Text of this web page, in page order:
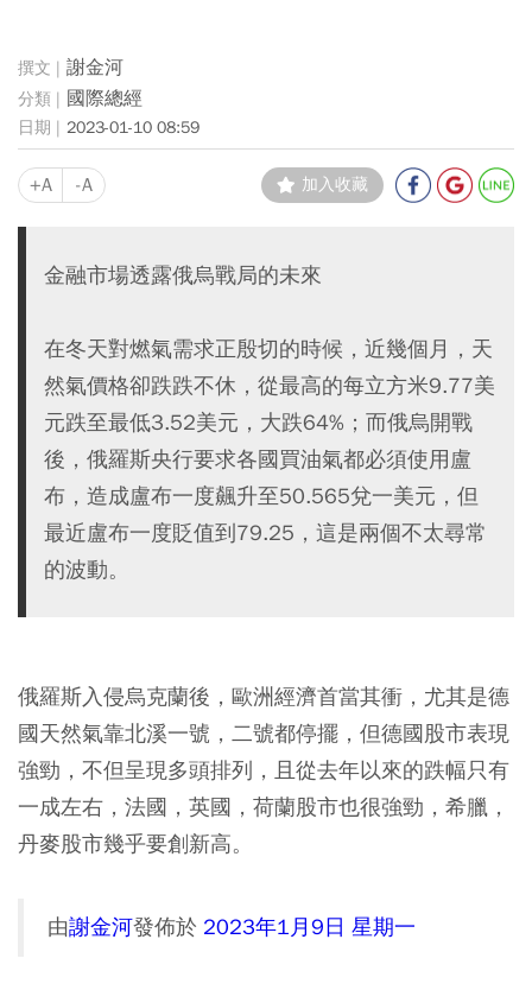
謝金河
國際總經
2023-01-10 08:59
+A -A 加入收藏
金融市場透露俄烏戰局的未來
在冬天對燃氣需求正殷切的時候，近幾個月，天
然氣價格卻跌跌不休，從最高的每立方米9.77美
元跌至最低3.52美元，大跌64%；而俄烏開戰
後，俄羅斯央行要求各國買油氣都必須使用盧
布，造成盧布一度飆升至50.565兌一美元，但
最近盧布一度貶值到79.25，這是兩個不太尋常
的波動。
俄羅斯入侵烏克蘭後，歐洲經濟首當其衝，尤其是德
國天然氣靠北溪一號，二號都停擺，但德國股市表現
強勁，不但呈現多頭排列，且從去年以來的跌幅只有
一成左右，法國，英國，荷蘭股市也很強勁，希臘，
丹麥股市幾乎要創新高。
由謝金河發佈於 2023年1月9日 星期一